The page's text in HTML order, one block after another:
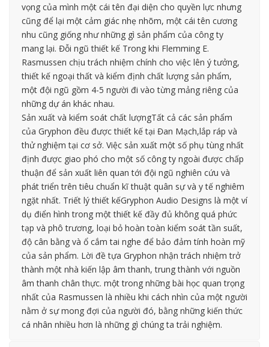
vọng của mình một cái tên đại diện cho quyền lực nhưng
cũng để lại một cảm giác nhẹ nhõm, một cái tên cương
nhu cũng giống như những gì sản phẩm của công ty
mang lại. Đỗi ngũ thiết kế Trong khi Flemming E.
Rasmussen chịu trách nhiệm chính cho việc lên ý tưởng,
thiết kế ngoại thất và kiểm định chất lượng sản phẩm,
một đội ngũ gồm 4-5 người đi vào từng mảng riêng của
những dự án khác nhau.
Sản xuất và kiểm soát chất lượngTất cả các sản phẩm
của Gryphon đều được thiết kế tại Đan Mạch,lắp ráp và
thử nghiệm tại cơ sở. Việc sản xuất một số phụ tùng nhất
định được giao phó cho một số công ty ngoài được chấp
thuận để sản xuất liên quan tới đội ngũ nghiên cứu và
phát triển trên tiêu chuẩn kĩ thuật quân sự và y tế nghiêm
ngặt nhất. Triết lý thiết kếGryphon Audio Designs là một ví
dụ điển hình trong một thiết kế đầy đủ không quá phức
tạp và phô trương, loại bỏ hoàn toàn kiểm soát tần suất,
độ cân bằng và ổ cắm tai nghe để bảo đảm tính hoàn mỹ
của sản phẩm. Lời đề tựa Gryphon nhận trách nhiệm trở
thành một nhà kiến lập âm thanh, trung thành với nguồn
âm thanh chân thực. một trong những bài học quan trọng
nhất của Rasmussen là nhiều khi cách nhìn của một người
nằm ở sự mong đợi của người đó, bằng những kiến thức
cá nhân nhiều hơn là những gì chúng ta trải nghiệm.